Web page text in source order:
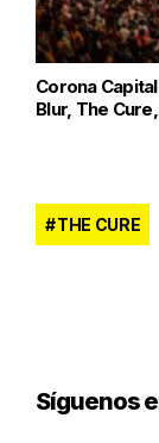
Corona
Blur, The
THE CURE
Síguenos